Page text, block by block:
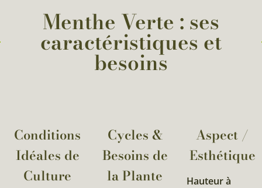
Menthe Verte : ses
caractéristiques et
besoins
Conditions
Idéales de
Culture
Cycles &
Besoins de
la Plante​
Aspect /
Esthétique
Hauteur à